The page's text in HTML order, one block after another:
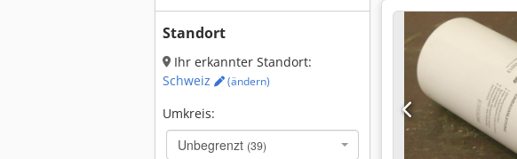
Standort
Ihr erkannter Standort:
Schweiz
(ändern)
Umkreis:
Unbegrenzt (39)